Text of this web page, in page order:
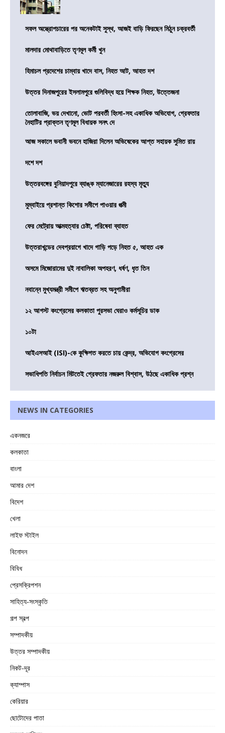
সফল অস্ত্রোপচারের পর অনেকটাই সুস্থ, আজই বাড়ি ফিরছেন মিঠুন চক্রবর্তী
মালদার মোথাবাড়িতে তৃণমূল কর্মী খুন
হিমাচল প্রদেশের চাম্বায় খাদে বাস, নিহত আট, আহত দশ
উত্তর দিনাজপুরের ইসলামপুরে গুলিবিদ্ধ হয়ে শিক্ষক নিহত, উত্তেজনা
তোলাবাজি, ভয় দেখানো, ভোট পরবর্তী হিংসা-সহ একাধিক অভিযোগ, গ্রেফতার
নৈহাটির প্রাক্তন তৃণমূল বিধায়ক সনৎ দে
আজ সকালে ভবানী ভবনে হাজিরা দিলেন অভিষেকের আপ্ত সহায়ক সুমিত রায়
দশে দশ
উত্তরবঙ্গের বুনিয়াদপুরে ব্যাঙ্ক ম্যানেজারের রহস্য মৃত্যু
মুম্বাইয়ে প্রশান্ত কিশোর সমীপে পাওয়ার পত্মী
ফের মেট্রোয় আত্মহত্যার চেষ্টা, পরিষেবা ব্যাহত
উত্তরাখন্ডের দেবপ্রয়াগে খাদে গাড়ি পড়ে নিহত ৫, আহত এক
অসমে মিজোরামের দুই নাবালিকা অপহরণ, ধর্ষণ, ধৃত তিন
নবান্নে মুখ্যমন্ত্রী সমীপে ঋতব্রত সহ অনুগামীরা
১২ আগস্ট কংগ্রেসের কলকাতা পুরসভা ঘেরাও কর্মসূচির ডাক
১০টা
আইএসআই (ISI)-কে কুক্ষিগত করতে চায় কেন্দ্র, অভিযোগ কংগ্রেসের
সভাধিপতি নির্বাচন মিটতেই গ্রেফতার নজরুল বিশ্বাস, উঠছে একাধিক প্রশ্ন
NEWS IN CATEGORIES
একনজরে
কলকাতা
বাংলা
আমার দেশ
বিদেশ
খেলা
লাইফ স্টাইল
বিনোদন
বিবিধ
প্রেসক্রিপশন
সাহিত্য-সংস্কৃতি
গল্প স্বল্প
সম্পাদকীয়
উত্তর সম্পাদকীয়
নিকট-দূর
ক্যাম্পাস
কেরিয়ার
ছোটোদের পাতা